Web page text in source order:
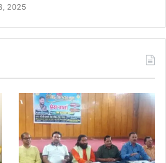
2025